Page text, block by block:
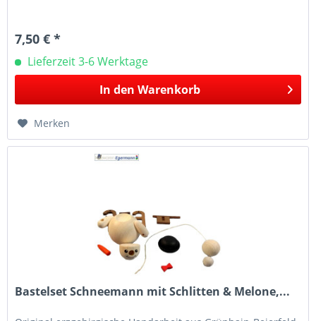
7,50 € *
Lieferzeit 3-6 Werktage
In den Warenkorb
Merken
Bastelset Schneemann mit Schlitten & Melone,...